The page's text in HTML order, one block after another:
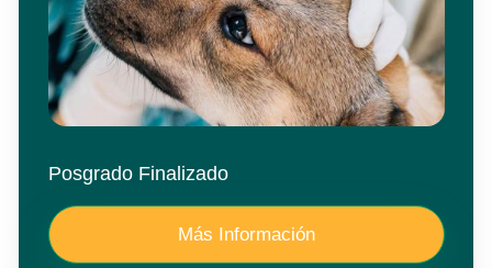
Posgrado Finalizado
Más Información